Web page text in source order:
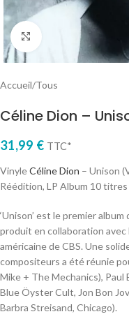
Cliquez pour agrandir
Accueil/Tous
Céline Dion –
31,99 € TTC*
VinyleCéline Dion – Unison
Réédition, LP Album 10 titres
‘Unison’ est le premier
produit en collaboration
américaine de CBS. Une
compositeurs a été réunie
Mike + The Mechanics), Paul
Blue Öyster Cult, Jon Bon
Barbra Streisand, Chicago).